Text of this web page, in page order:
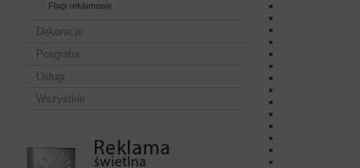
Flagi reklamowe
Dekoracje
Poligrafia
Usługi
Wszystkie
Reklamy
swietlneeeeee